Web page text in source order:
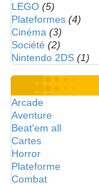
LEGO (5)
Plateformes (4)
Cinéma (3)
Société (2)
Nintendo 2DS (1)
Arcade
Aventure
Beat'em all
Cartes
Horror
Plateforme
Combat